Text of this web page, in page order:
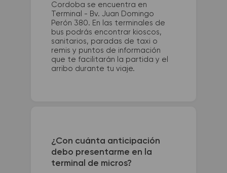
Cordoba se encuentra en
Terminal - Bv. Juan Domingo
Perón 380. En las terminales de
bus podrás encontrar kioscos,
sanitarios, paradas de taxi o
remis y puntos de información
que te facilitarán la partida y el
arribo durante tu viaje.
¿Con cuánta anticipación
debo presentarme en la
terminal de micros?